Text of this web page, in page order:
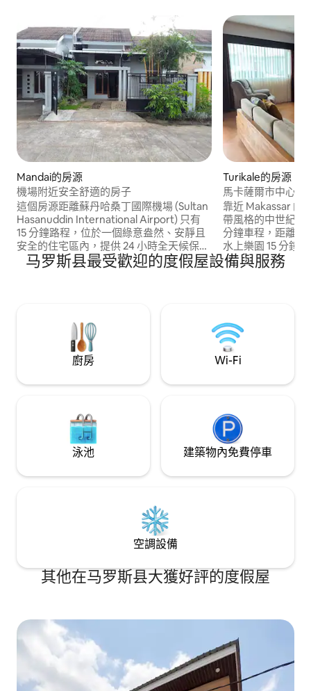
Mandai的房源
機場附近安全舒適的房子
這個房源距離蘇丹哈桑丁國際機場 (Sultan
Hasanuddin International Airport) 只有
15 分鐘路程，位於一個綠意盎然、安靜且
安全的住宅區內，提供 24 小時全天候保全
服務，讓您享受舒適與寧靜。 步行即可抵
達 Maros 最大的購物中心 Grand Mall
空調的臥室、1 間衛浴，並提供前往托拉加
(Toraja) 的自選導覽服務。 如需協助，請
聯絡共同主持人 Dalle。
Turikale的房源
馬卡薩爾市中心附
靠近 Makassar 的
帶風格的中世紀度
分鐘車程，距離機
水上樂園 15 分鐘
公園
Rammang
的車棚——非常適
人和朋友。 這裡
適合尋求舒適與冒
马罗斯县最受歡迎的度假屋設備與服務
廚房 Wi-Fi
泳池 建築物內免費停車
空調設備
其他在马罗斯县大獲好評的度假屋